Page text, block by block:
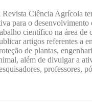
Revista Ciência Agrícola
para o
científico na área de
artigos referentes a
de plantas,
além de divulgar a
professores,